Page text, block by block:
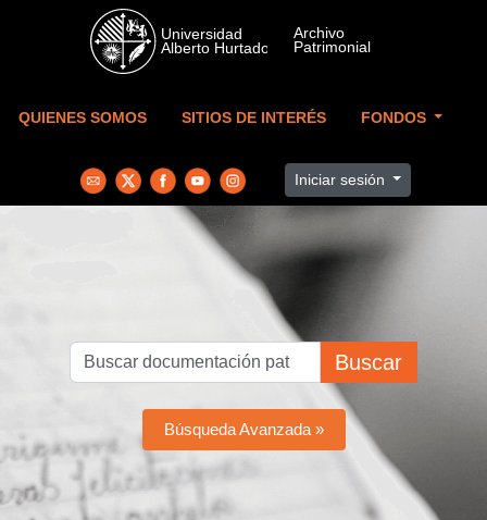
Skip to main content
QUIENES SOMOS SITIOS DE INTERÉS FONDOS
Iniciar sesión
Buscar
Búsqueda Avanzada »